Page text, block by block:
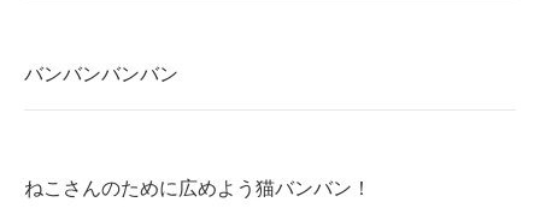
バンバンバンバン
ねこさんのために広めよう猫バンバン！